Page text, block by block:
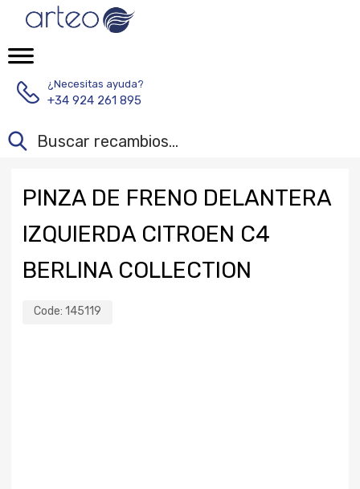
¿Necesitas ayuda?
+34 924 261 895
PINZA DE FRENO DELANTERA
IZQUIERDA CITROEN C4
BERLINA COLLECTION
Code: 145119